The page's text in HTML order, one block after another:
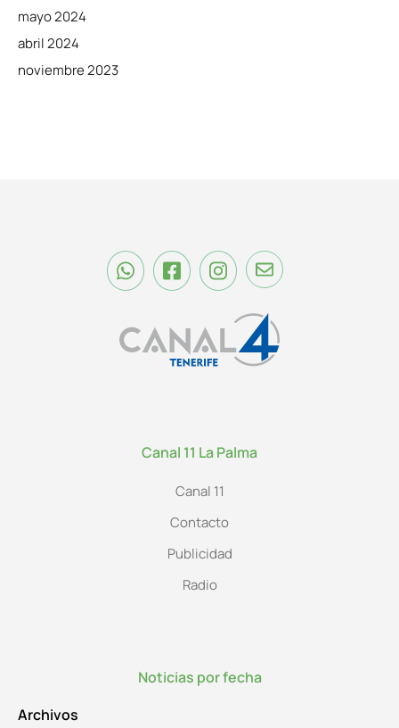
mayo 2024
abril 2024
noviembre 2023
Canal 11 La Palma
Canal 11
Contacto
Publicidad
Radio
Noticias por fecha
Archivos